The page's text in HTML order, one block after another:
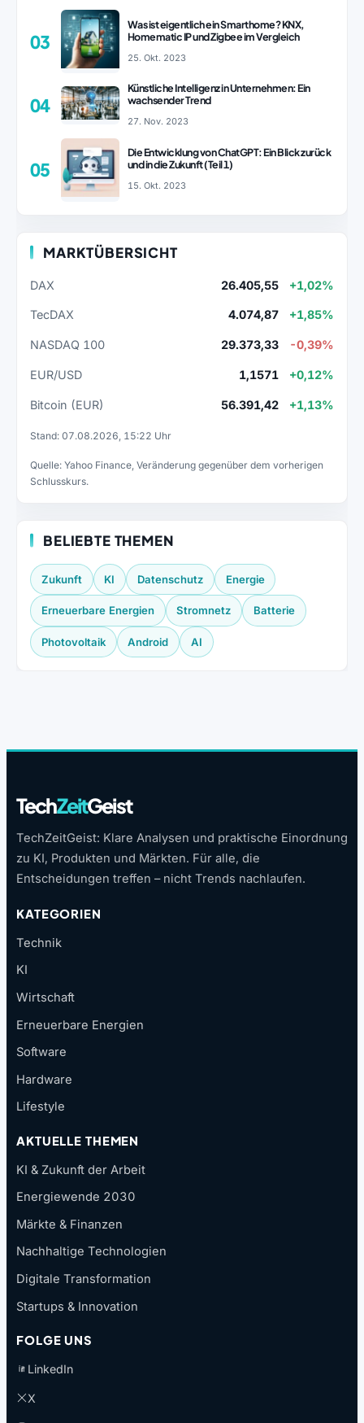
03
Was ist eigentlich ein Smarthome? KNX,
Homematic IP und Zigbee im Vergleich
25. Okt. 2023
04
Künstliche Intelligenz in Unternehmen: Ein
wachsender Trend
27. Nov. 2023
05
Die Entwicklung von ChatGPT: Ein Blick zurück
und in die Zukunft (Teil 1)
15. Okt. 2023
MARKTÜBERSICHT
DAX 26.405,55 +1,02%
TecDAX 4.074,87 +1,85%
NASDAQ 100 29.373,33 -0,39%
EUR/USD 1,1571 +0,12%
Bitcoin (EUR) 56.391,42 +1,13%
Stand: 07.08.2026, 15:22 Uhr
Quelle: Yahoo Finance, Veränderung gegenüber dem vorherigen
Schlusskurs.
BELIEBTE THEMEN
Zukunft KI Datenschutz Energie
Erneuerbare Energien Stromnetz Batterie
Photovoltaik Android AI
TechZeitGeist
TechZeitGeist: Klare Analysen und praktische Einordnung
zu KI, Produkten und Märkten. Für alle, die
Entscheidungen treffen – nicht Trends nachlaufen.
KATEGORIEN
Technik
KI
Wirtschaft
Erneuerbare Energien
Software
Hardware
Lifestyle
AKTUELLE THEMEN
KI & Zukunft der Arbeit
Energiewende 2030
Märkte & Finanzen
Nachhaltige Technologien
Digitale Transformation
Startups & Innovation
FOLGE UNS
LinkedIn
X